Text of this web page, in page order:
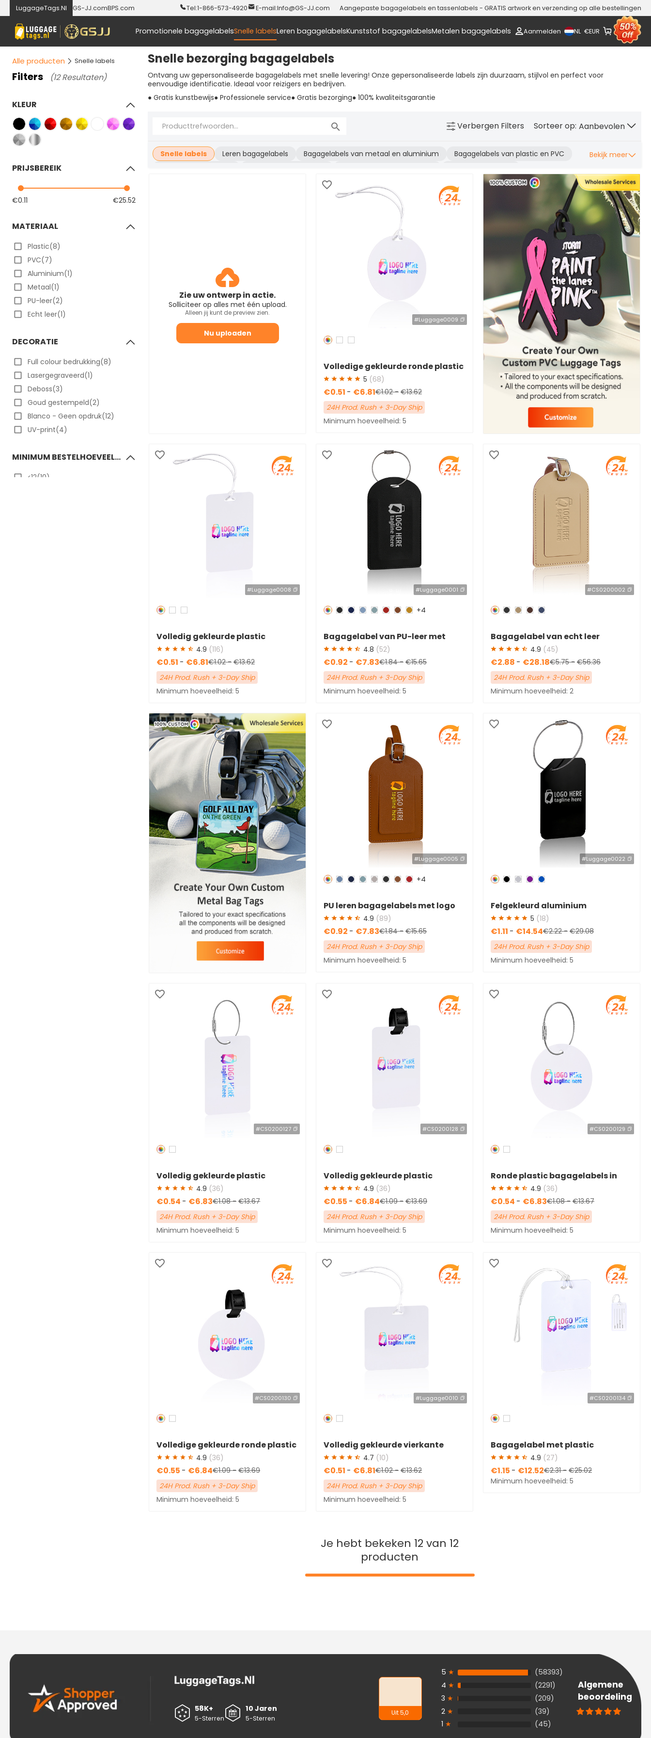
LuggageTags.Nl GS-JJ.comBPS.com Tel:1-866-573-4920 E-mail:Info@GS-JJ.com Aangepaste bagagelabels en tassenlabels - GRATIS artwork en verzending op alle bestellingen
Promotionele bagagelabelsSnelle labelsLeren bagagelabelsKunststof bagagelabelsMetalen bagagelabels Aanmelden NL €EUR
Alle producten Snelle labels
Filters (12 Resultaten)
KLEUR
PRIJSBEREIK
€0.11 €25.52
MATERIAAL
Plastic(8)
PVC(7)
Aluminium(1)
Metaal(1)
PU-leer(2)
Echt leer(1)
DECORATIE
Full colour bedrukking(8)
Lasergegraveerd(1)
Deboss(3)
Goud gestempeld(2)
Blanco - Geen opdruk(12)
UV-print(4)
MINIMUM BESTELHOEVEELHEID
≤12(10)
Snelle bezorging bagagelabels
Ontvang uw gepersonaliseerde bagagelabels met snelle levering! Onze gepersonaliseerde labels zijn duurzaam, stijlvol en perfect voor
eenvoudige identificatie. Ideaal voor reizigers en bedrijven.
● Gratis kunstbewijs● Professionele service● Gratis bezorging● 100% kwaliteitsgarantie
Verbergen Filters Sorteer op: Aanbevolen
Snelle labels Leren bagagelabels Bagagelabels van metaal en aluminium
Bagagelabels van plastic en PVC
Bekijk meer
Zie uw ontwerp in actie.
Solliciteer op alles met één upload.
Alleen jij kunt de preview zien.
Nu uploaden
#Luggage0009
Volledige gekleurde ronde plastic
bagagelabels met riem
5 (68)
€0.51 - €6.81€1.02- €13.62
24H Prod. Rush + 3-Day Ship
Minimum hoeveelheid: 5
#Luggage0008
Volledig gekleurde plastic
bagagelabels met riem
4.9 (116)
€0.51 - €6.81€1.02- €13.62
24H Prod. Rush + 3-Day Ship
Minimum hoeveelheid: 5
#Luggage0001
+4
Bagagelabel van PU-leer met
logo op maat
4.8 (52)
€0.92 - €7.83€1.84- €15.65
24H Prod. Rush + 3-Day Ship
Minimum hoeveelheid: 5
#CS0200002
Bagagelabel van echt leer
4.9 (45)
€2.88 - €28.18€5.75- €56.36
24H Prod. Rush + 3-Day Ship
Minimum hoeveelheid: 2
#Luggage0005
+4
PU leren bagagelabels met logo
4.9 (89)
€0.92 - €7.83€1.84- €15.65
24H Prod. Rush + 3-Day Ship
Minimum hoeveelheid: 5
#Luggage0022
Felgekleurd aluminium
bagagelabel met naamkaartje
5 (18)
€1.11 - €14.54€2.22- €29.08
24H Prod. Rush + 3-Day Ship
Minimum hoeveelheid: 5
#CS0200127
Volledig gekleurde plastic
bagagelabels met kabellussen
4.9 (36)
€0.54 - €6.83€1.08- €13.67
24H Prod. Rush + 3-Day Ship
Minimum hoeveelheid: 5
#CS0200128
Volledig gekleurde plastic
bagagelabels met PVC-band
4.9 (36)
€0.55 - €6.84€1.09- €13.69
24H Prod. Rush + 3-Day Ship
Minimum hoeveelheid: 5
#CS0200129
Ronde plastic bagagelabels in
kleur met kabellussen
4.9 (36)
€0.54 - €6.83€1.08- €13.67
24H Prod. Rush + 3-Day Ship
Minimum hoeveelheid: 5
#CS0200130
Volledige gekleurde ronde plastic
bagagelabels met PVC-band
4.9 (36)
€0.55 - €6.84€1.09- €13.69
24H Prod. Rush + 3-Day Ship
Minimum hoeveelheid: 5
#Luggage0010
Volledig gekleurde vierkante
plastic bagagelabels met riem
4.7 (10)
€0.51 - €6.81€1.02- €13.62
24H Prod. Rush + 3-Day Ship
Minimum hoeveelheid: 5
#CS0200134
Bagagelabel met plastic
kaartinzetstuk en riempje
4.9 (27)
€1.15 - €12.52€2.31- €25.02
Minimum hoeveelheid: 5
Je hebt bekeken 12 van 12
producten
58K+
5-Sterren
10 Jaren
5-Sterren 5
Uit 5,0
5 ★
(58393)
4 ★
(2291)
3 ★
(209)
2 ★
(39)
1 ★ (45)
Algemene
beoordeling